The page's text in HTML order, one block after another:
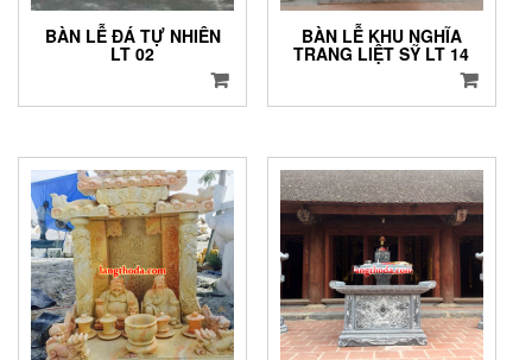
BÀN LỄ ĐÁ TỰ NHIÊN
LT 02
BÀN LỄ KHU NGHĨA
TRANG LIỆT SỸ LT 14